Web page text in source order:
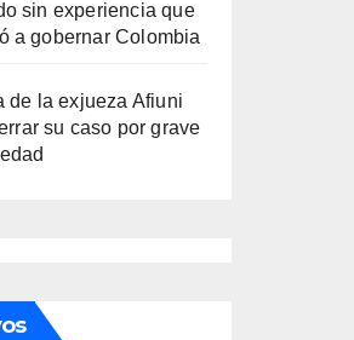
sin experiencia que
a gobernar Colombia
de la exjueza Afiuni
su caso por grave